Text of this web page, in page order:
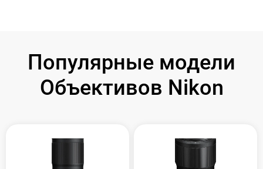
Популярные модели
Объективов Nikon